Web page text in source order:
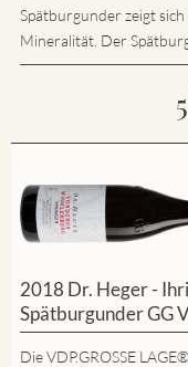
Spätburgunder zeigt
Mineralität. Der
2018 Dr. Heger -
Spätburgunder GG
Die VDP.GROSSE